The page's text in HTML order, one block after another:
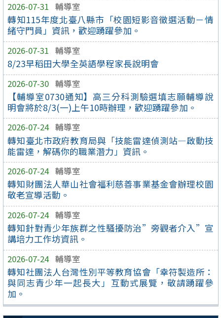
2026-07-31 輔導室
轉知115年度北臺八縣市「校園短影音徵選活動－情
緒守門員」資訊，歡迎踴躍參加。
2026-07-31 輔導室
8/23早稻田大學全英語學程家長說明會
2026-07-30 輔導室
【輔導室0730通知】高三分科測驗選填志願輔導說
明會將於8/3(一)上午10時辦理，歡迎踴躍參加。
2026-07-24 輔導室
轉知臺北市政府教育局與「技能雷達偵測站—啟動技
能雷達，解碼你的職業潛力」資訊。
2026-07-24 輔導室
轉知財團法人華山社會福利慈善事業基金會辦理校園
敬老宣導活動。
2026-07-24 輔導室
轉知針對青少年族群之性騷擾防治”旁觀者介入”宣
講培力工作坊資訊。
2026-07-24 輔導室
轉知社團法人台灣性別平等教育協會「幸符製造所：
與同志青少年一起長大」互動式展覽，敬請踴躍參
加。